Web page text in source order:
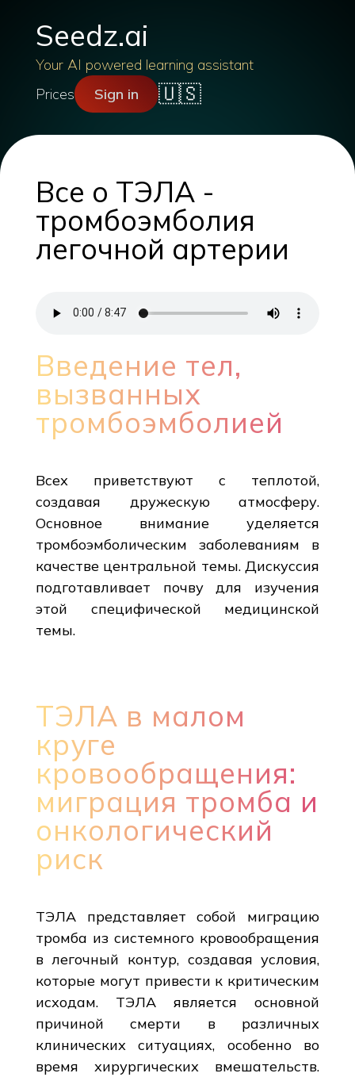
Seedz.ai
Your AI powered learning assistant
Prices
Sign in 🇺🇸
Все о ТЭЛА -
тромбоэмболия
легочной артерии
Введение тел,
вызванных
тромбоэмболией
Всех приветствуют с теплотой,
создавая дружескую атмосферу.
Основное внимание уделяется
тромбоэмболическим заболеваниям в
качестве центральной темы. Дискуссия
подготавливает почву для изучения
этой специфической медицинской
темы.
ТЭЛА в малом
круге
кровообращения:
миграция тромба и
онкологический
риск
ТЭЛА представляет собой миграцию
тромба из системного кровообращения
в легочный контур, создавая условия,
которые могут привести к критическим
исходам. ТЭЛА является основной
причиной смерти в различных
клинических ситуациях, особенно во
время хирургических вмешательств.